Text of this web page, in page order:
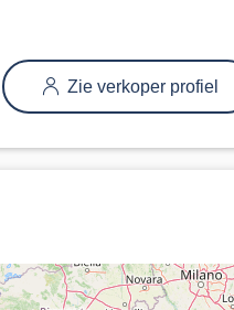
Zie verkoper profiel